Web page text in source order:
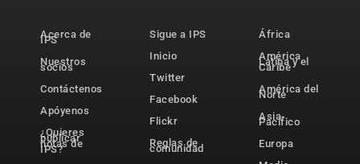
Acerca de
IPS
Nuestros
socios
Contáctenos
Apóyenos
¿Quieres
publicar
notas de
IPS?
Sigue a IPS
Inicio
Twitter
Facebook
Flickr
Reglas de
comunidad
África
América
Latina y el
Caribe
América del
Norte
Asia-
Pacífico
Europa